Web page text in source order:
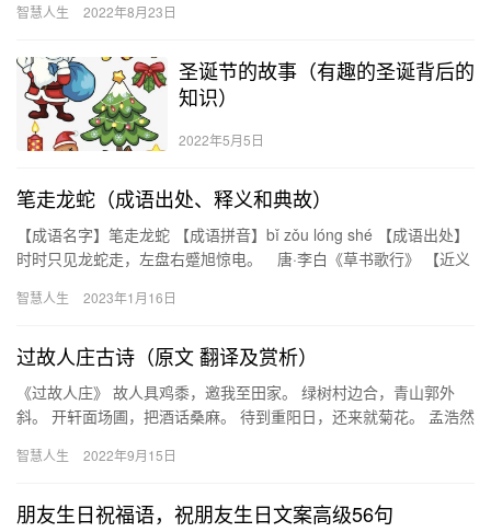
智慧人生 2022年8月23日
圣诞节的故事（有趣的圣诞背后的
知识）
2022年5月5日
笔走龙蛇（成语出处、释义和典故）
【成语名字】笔走龙蛇 【成语拼音】bǐ zǒu lóng shé 【成语出处】
时时只见龙蛇走，左盘右蹙旭惊电。 唐·李白《草书歌行》 【近义
智慧人生 2023年1月16日
过故人庄古诗（原文 翻译及赏析）
《过故人庄》 故人具鸡黍，邀我至田家。 绿树村边合，青山郭外
斜。 开轩面场圃，把酒话桑麻。 待到重阳日，还来就菊花。 孟浩然
智慧人生 2022年9月15日
朋友生日祝福语，祝朋友生日文案高级56句